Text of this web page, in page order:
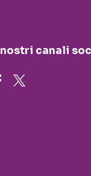
I nostri canali